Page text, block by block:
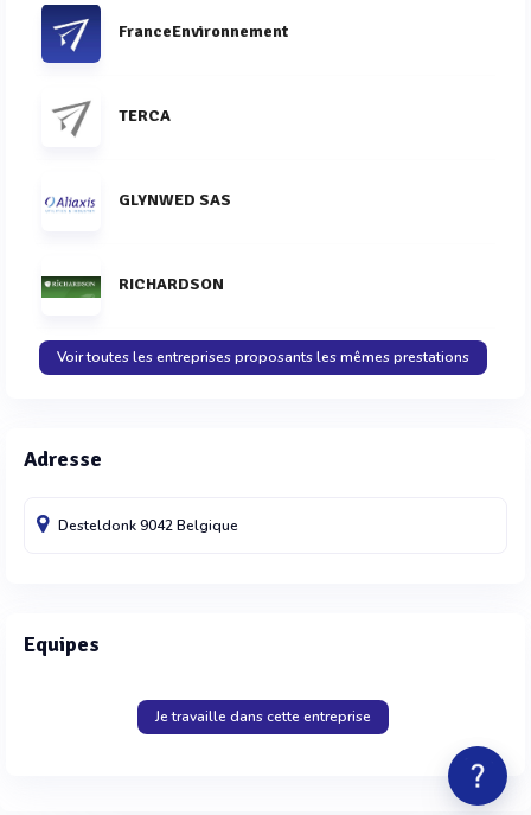
FranceEnvironnement
TERCA
GLYNWED SAS
RICHARDSON
Voir toutes les entreprises proposants les mêmes prestations
Adresse
Desteldonk9042Belgique
Equipes
Je travaille dans cette entreprise